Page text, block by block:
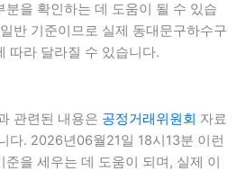
분을 확인하는 데 도움이 될 수 있습
반 기준이므로 실제 동대문구하수구
따라 달라질 수 있습니다.
관련된 내용은 공정거래위원회 자료
다. 2026년06월21일 18시13분 이런
을 세우는 데 도움이 되며, 실제 이